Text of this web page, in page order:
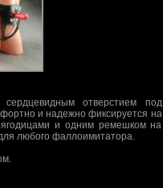
отверстием под
и надежно фиксируется на
и одним ремешком на
любого фаллоимитатора.